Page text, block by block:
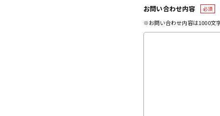
お問い合わせ内容 必須
※お問い合わせ内容は1000文